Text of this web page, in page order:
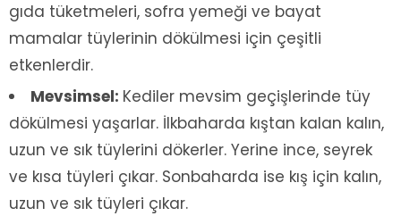
gıda tüketmeleri, sofra yemeği ve bayat
mamalar tüylerinin dökülmesi için çeşitli
etkenlerdir.
Mevsimsel: Kediler mevsim geçişlerinde tüy
dökülmesi yaşarlar. İlkbaharda kıştan kalan kalın,
uzun ve sık tüylerini dökerler. Yerine ince, seyrek
ve kısa tüyleri çıkar. Sonbaharda ise kış için kalın,
uzun ve sık tüyleri çıkar.